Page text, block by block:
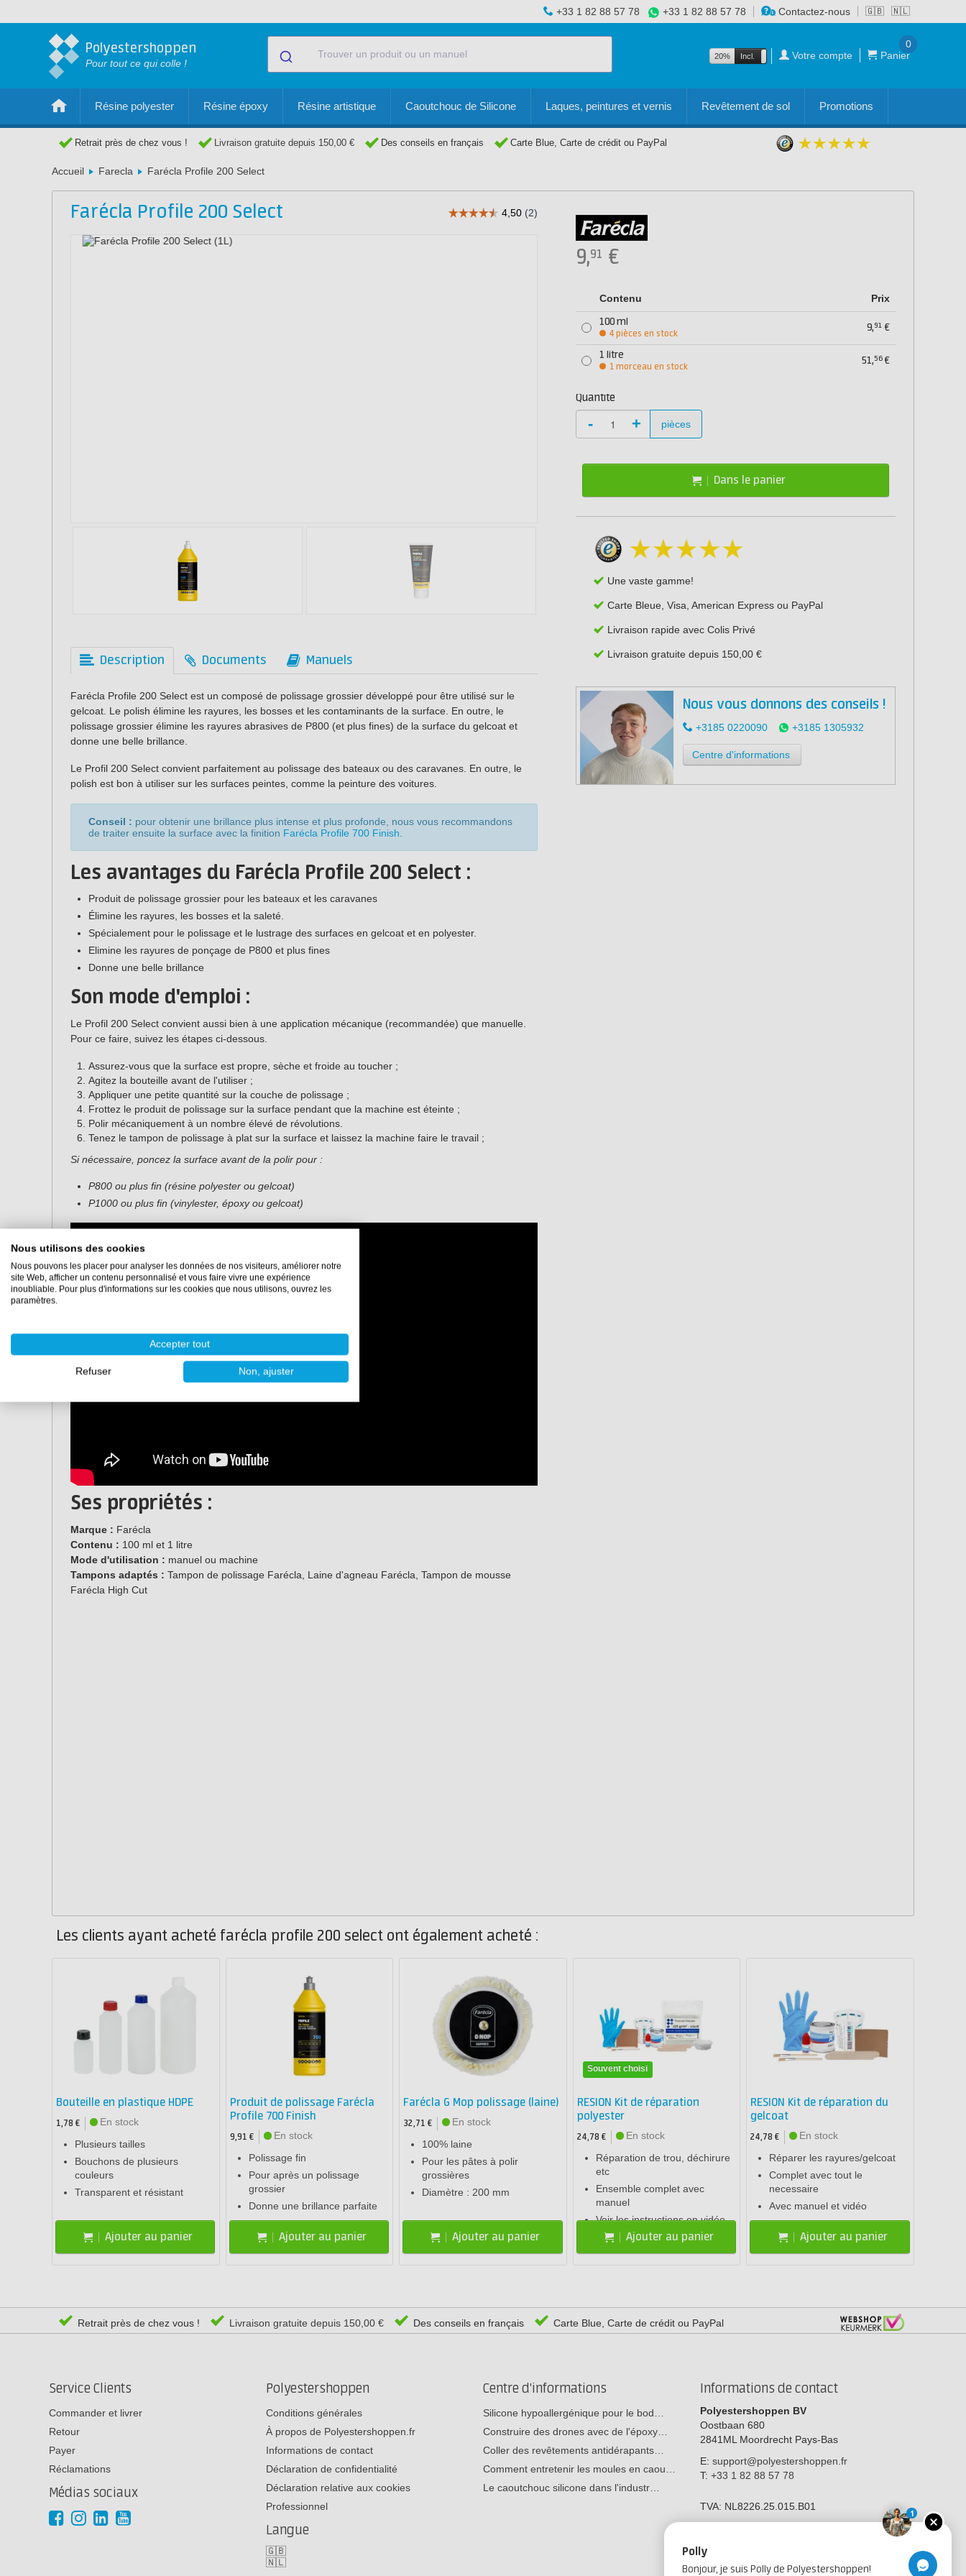
🇬🇧 🇳🇱
+33 1 82 88 57 78 +33 1 82 88 57 78 Contactez-nous
Polyestershoppen
Pour tout ce qui colle !
20% Incl. Excl. Votre compte Panier
0
Résine polyester Résine époxy Résine artistique Caoutchouc de Silicone Laques, peintures et vernis Revêtement de sol Promotions
Retrait près de chez vous ! Livraison gratuite depuis 150,00 € Des conseils en français Carte Blue, Carte de crédit ou PayPal
Accueil Farecla Farécla Profile 200 Select
Farécla Profile 200 Select
Description Documents Manuels
Farécla Profile 200 Select est un composé de polissage grossier développé pour être utilisé sur le
gelcoat. Le polish élimine les rayures, les bosses et les contaminants de la surface. En outre, le
polissage grossier élimine les rayures abrasives de P800 (et plus fines) de la surface du gelcoat et
donne une belle brillance.
Le Profil 200 Select convient parfaitement au polissage des bateaux ou des caravanes. En outre, le
polish est bon à utiliser sur les surfaces peintes, comme la peinture des voitures.
Conseil : pour obtenir une brillance plus intense et plus profonde, nous vous recommandons
de traiter ensuite la surface avec la finition Farécla Profile 700 Finish
Les avantages du Farécla Profile 200 Select :
Produit de polissage grossier pour les bateaux et les caravanes
Élimine les rayures, les bosses et la saleté.
Spécialement pour le polissage et le lustrage des surfaces en gelcoat et en polyester.
Elimine les rayures de ponçage de P800 et plus fines
Donne une belle brillance
Son mode d'emploi :
Le Profil 200 Select convient aussi bien à une application mécanique (recommandée) que manuelle.
Pour ce faire, suivez les étapes ci-dessous.
Assurez-vous que la surface est propre, sèche et froide au toucher ;
Agitez la bouteille avant de l'utiliser ;
Appliquer une petite quantité sur la couche de polissage ;
Frottez le produit de polissage sur la surface pendant que la machine est éteinte ;
Polir mécaniquement à un nombre élevé de révolutions.
Tenez le tampon de polissage à plat sur la surface et laissez la machine faire le travail ;
Si nécessaire, poncez la surface avant de la polir pour :
P800 ou plus fin (résine polyester ou gelcoat)
P1000 ou plus fin (vinylester, époxy ou gelcoat)
Ses propriétés :
Marque : Farécla
Contenu : 100 ml et 1 litre
Mode d'utilisation : manuel ou machine
Tampons adaptés : Tampon de polissage Farécla, Laine d'agneau Farécla, Tampon de mousse
Farécla High Cut
9,91 €
Contenu Prix
100 ml
4 pièces en stock
9,91 €
1 litre
1 morceau en stock
51,56 €
Quantité
- + pièces
Dans le panier
Une vaste gamme!
Carte Bleue, Visa, American Express ou PayPal
Livraison rapide avec Colis Privé
Livraison gratuite depuis 150,00 €
Nous vous donnons des conseils !
+3185 0220090 +3185 1305932
Centre d'informations
Les clients ayant acheté farécla profile 200 select ont également acheté :
Bouteille en plastique HDPE
1,78 €
En stock
Plusieurs tailles
Bouchons de plusieurs
couleurs
Transparent et résistant
Ajouter au panier
Produit de polissage Farécla
Profile 700 Finish
9,91 €
En stock
Polissage fin
Pour après un polissage
grossier
Donne une brillance parfaite
Ajouter au panier
Farécla G Mop polissage (laine)
32,71 €
En stock
100% laine
Pour les pâtes à polir
grossières
Diamètre : 200 mm
Ajouter au panier
Souvent choisi
RESION Kit de réparation
polyester
24,78 €
En stock
Réparation de trou, déchirure
etc
Ensemble complet avec
manuel
Voir les instructions en vidéo
Ajouter au panier
RESION Kit de réparation du
gelcoat
24,78 €
En stock
Réparer les rayures/gelcoat
Complet avec tout le
necessaire
Avec manuel et vidéo
Ajouter au panier
Retrait près de chez vous ! Livraison gratuite depuis 150,00 € Des conseils en français Carte Blue, Carte de crédit ou PayPal
Service Clients
Commander et livrer
Retour
Payer
Réclamations
Médias sociaux
Polyestershoppen
Conditions générales
À propos de Polyestershoppen.fr
Informations de contact
Déclaration de confidentialité
Déclaration relative aux cookies
Professionnel
Langue
🇬🇧
🇳🇱
Centre d'informations
Silicone hypoallergénique pour le bod…
Construire des drones avec de l'époxy…
Coller des revêtements antidérapants…
Comment entretenir les moules en caou…
Le caoutchouc silicone dans l'industr…
Informations de contact
Polyestershoppen BV
Oostbaan 680
2841ML Moordrecht Pays-Bas
E: support@polyestershoppen.fr
T: +33 1 82 88 57 78
TVA: NL8226.25.015.B01
1
Polly
Bonjour, je suis Polly de Polyestershoppen!
Nous utilisons des cookies
Nous pouvons les placer pour analyser les données de nos visiteurs, améliorer notre
site Web, afficher un contenu personnalisé et vous faire vivre une expérience
inoubliable. Pour plus d'informations sur les cookies que nous utilisons, ouvrez les
paramètres.
Accepter tout
Refuser Non, ajuster